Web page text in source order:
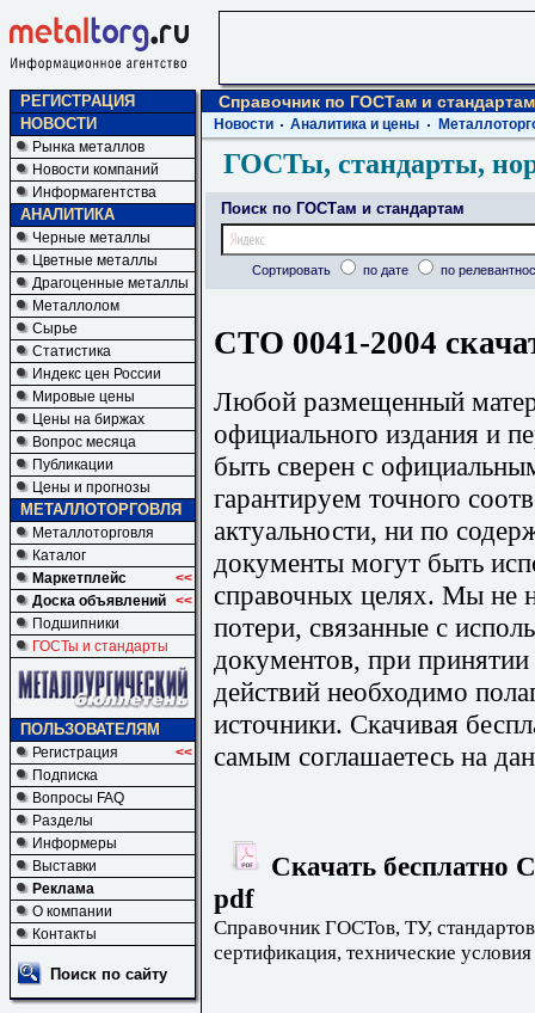
РЕГИСТРАЦИЯ
НОВОСТИ
Рынка металлов
Новости компаний
Информагентства
АНАЛИТИКА
Черные металлы
Цветные металлы
Драгоценные металлы
Металлолом
Сырье
Статистика
Индекс цен России
Мировые цены
Цены на биржах
Вопрос месяца
Публикации
Цены и прогнозы
МЕТАЛЛОТОРГОВЛЯ
Металлоторговля
Каталог
Маркетплейс
<<
Доска объявлений <<
Подшипники
ГОСТы и стандарты
ПОЛЬЗОВАТЕЛЯМ
Регистрация
<<
Подписка
Вопросы FAQ
Разделы
Информеры
Выставки
Реклама
О компании
Контакты
Поиск по сайту
Справочник по ГОСТам и стандартам
Новости Аналитика и цены
ГОСТы, стандарты,
Поиск по ГОСТам и стандартам
Сортировать по дате по
СТО 0041-2004
Любой размещенный
официального издания и
быть сверен с
гарантируем точного
актуальности, ни по
документы могут быть
справочных целях. Мы не
потери, связанные с
документов, при
действий необходимо
источники. Скачивая
самым соглашаетесь на
Скачать бесплатно
pdf
Справочник ГОСТов, ТУ,
сертификация, технические условия